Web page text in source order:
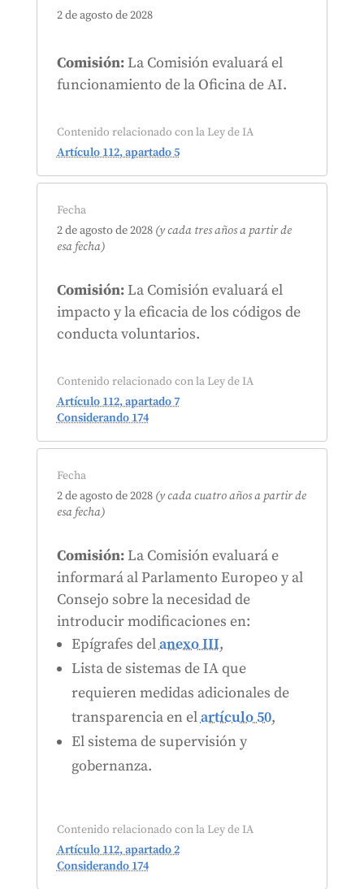
2 de agosto de 2028
Comisión:La Comisión evaluará el
funcionamiento de la Oficina de AI.
Contenido relacionado con la Ley de IA
Artículo 112, apartado 5
Fecha
2 de agosto de 2028 (y cada tres años a partir de
esa fecha)
Comisión:La Comisión evaluará el
impacto y la eficacia de los códigos de
conducta voluntarios.
Contenido relacionado con la Ley de IA
Artículo 112, apartado 7
Considerando 174
Fecha
2 de agosto de 2028 (y cada cuatro años a partir de
esa fecha)
Comisión:La Comisión evaluará e
informará al Parlamento Europeo y al
Consejo sobre la necesidad de
introducir modificaciones en:
Epígrafes delanexo III,
Lista de sistemas de IA que
requieren medidas adicionales de
transparencia en elartículo 50,
El sistema de supervisión y
gobernanza.
Contenido relacionado con la Ley de IA
Artículo 112, apartado 2
Considerando 174